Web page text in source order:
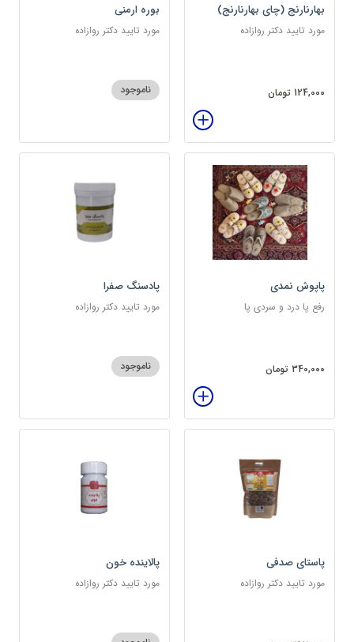
بهارنارنج (چای بهارنارنج)
مورد تایید دکتر روازاده
124,000 تومان
بوره ارمنی
مورد تایید دکتر روازاده
ناموجود
پاپوش نمدی
رفع پا درد و سردی پا
340,000 تومان
پادسنگ صفرا
مورد تایید دکتر روازاده
ناموجود
پاستای صدفی
مورد تایید دکتر روازاده
پالاینده خون
مورد تایید دکتر روازاده